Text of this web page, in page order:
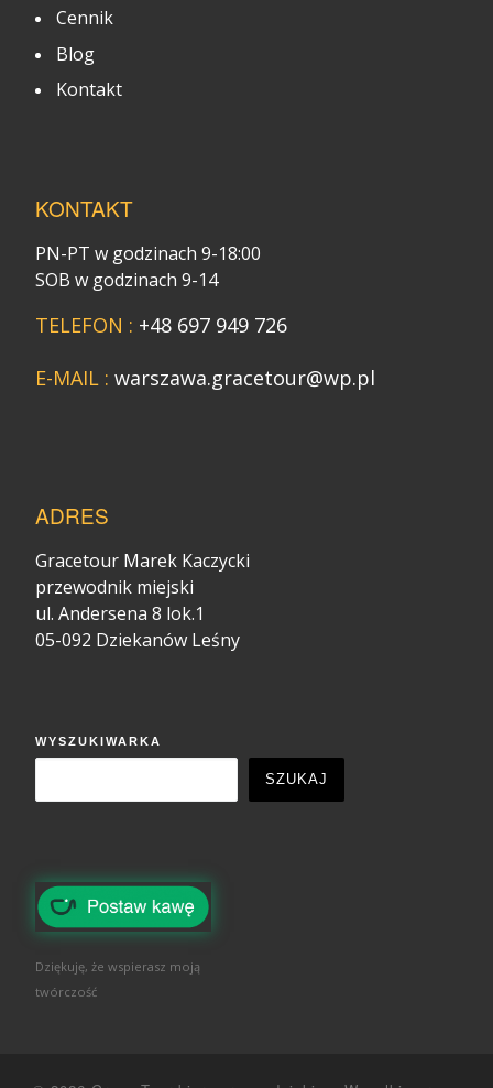
Cennik
Blog
Kontakt
KONTAKT
PN-PT w godzinach 9-18:00
SOB w godzinach 9-14
TELEFON : +48 697 949 726
E-MAIL : warszawa.gracetour@wp.pl
ADRES
Gracetour Marek Kaczycki
przewodnik miejski
ul. Andersena 8 lok.1
05-092 Dziekanów Leśny
WYSZUKIWARKA
SZUKAJ
Dziękuję, że wspierasz moją
twórczość